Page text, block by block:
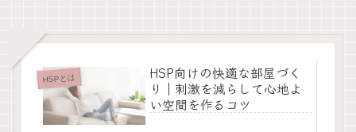
HSPとは
HSP向けの快適な部屋づく
り｜刺激を減らして心地よ
い空間を作るコツ